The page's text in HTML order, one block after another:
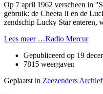
Op 7 april 1962 verscheen in
gebruik: de Cheeta II en de
zendschip Lucky Star enteren,
Lees meer …Radio Mercur
Gepubliceerd op 19
7815 weergaven
Geplaatst in Zeezenders Archief